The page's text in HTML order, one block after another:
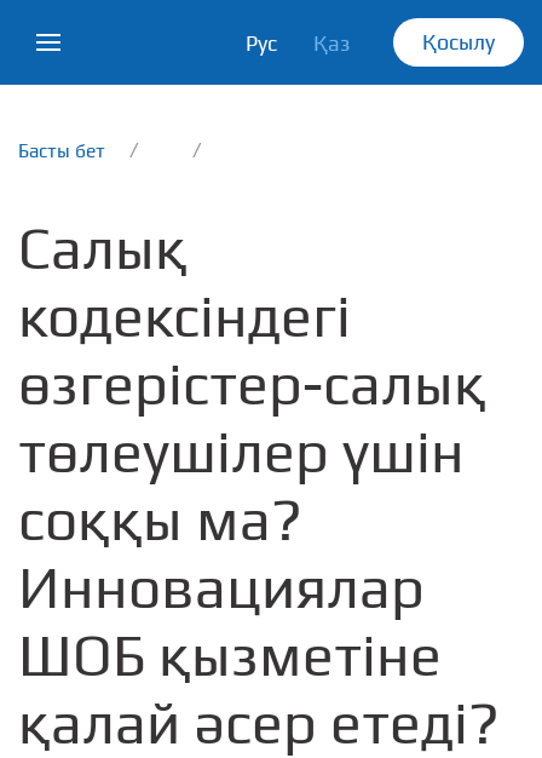
Рус Қаз Қосылу
Басты бет
Салық
кодексіндегі
өзгерістер-салық
төлеушілер үшін
соққы ма?
Инновациялар
ШОБ қызметіне
қалай әсер етеді?